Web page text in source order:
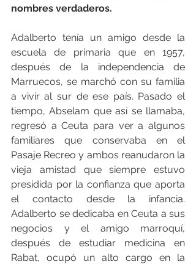
nombres verdaderos.
Adalberto tenía un amigo desde la
escuela de primaria que en 1957,
después de la independencia de
Marruecos, se marchó con su familia
a vivir al sur de ese país. Pasado el
tiempo, Abselam que así se llamaba,
regresó a Ceuta para ver a algunos
familiares que conservaba en el
Pasaje Recreo y ambos reanudaron la
vieja amistad que siempre estuvo
presidida por la confianza que aporta
el contacto desde la infancia.
Adalberto se dedicaba en Ceuta a sus
negocios y el amigo marroquí,
después de estudiar medicina en
Rabat, ocupó un alto cargo en la